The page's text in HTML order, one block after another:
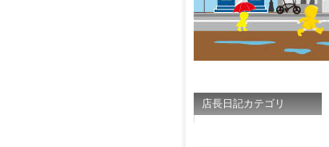
店長日記カテゴリ